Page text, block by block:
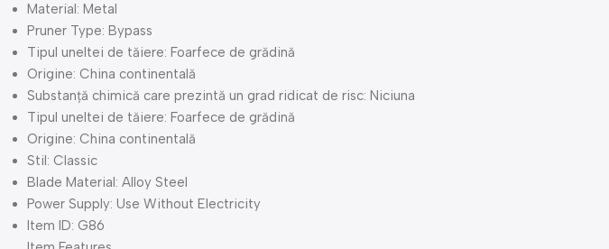
Material: Metal
Pruner Type: Bypass
Tipul uneltei de tăiere: Foarfece de grădină
Origine: China continentală
Substanță chimică care prezintă un grad ridicat de risc: Niciuna
Tipul uneltei de tăiere: Foarfece de grădină
Origine: China continentală
Stil: Classic
Blade Material: Alloy Steel
Power Supply: Use Without Electricity
Item ID: G86